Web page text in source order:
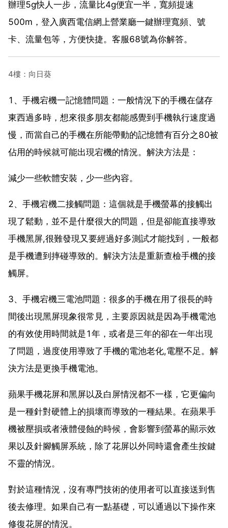
辦理5g快人一步，流量比4g便宜一半，寬頻提速
500m，登入廣西電信網上營業廳一鍵辦理寬頻、號
卡、流量包等，方便快捷。客服68號為你解答。
4樓：向日葵
1、手機宕機一記憶體問題：一般情況下的手機在儲存
東西過多時，想來很多朋友都能感覺到手機執行速度過
慢，而當自己的手機在所能帶動的記憶體有百分之80被
佔用的時候就可能出現宕機的情況。解決方法是：
減少一些軟體安裝，少一些內容。
2、手機宕機二接觸問題：這個就是手機螢幕的接觸出
現了鬆動，並不是什麼很大的問題，但是卻能直接導致
手機黑屏,很難發現又要經過好多測試才能找到，一般都
是手機遭到摔碰導致的。解決方法是重新查檢手機的接
觸屏。
3、手機宕機三電池問題：很多的手機在用了很長的時
間後出現黑屏現象很常見，主要原因就是因為手機電池
的有效使用時間就是1年，或者是三年的卻在一年出現
了問題，過度使用導致了手機的電池老化,電壓不足。解
決方法是更換手機電池。
蘋果手機花屏和黑屏以及白屏情況都不一樣，它更偏向
是一種針對硬體上的損壞而導致的一種結果。在蘋果手
機被壓損或者液體侵蝕的時候，會影響到螢幕的顯示效
果以及針腳觸屏系統，除了花屏以外同時還會產生按鍵
不靈的情況。
對於這種情況，沒有專門技術的使用者可以直接送到售
後去修理。如果自己有一點基礎，可以通過以下操作來
修復花屏的情況。